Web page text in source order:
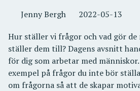
Jenny Bergh
2022-05-13
Hur ställer vi frågor och vad gör de
ställer dem till? Dagens avsnitt
för dig som arbetar med
exempel på frågor du inte bör
om frågorna så att de skapar